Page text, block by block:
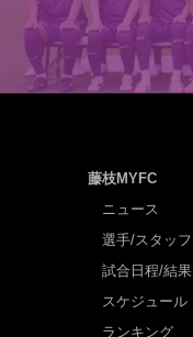
藤枝MYFC
ニュース
選手/スタッフ
試合日程/結果
スケジュール
ランキング